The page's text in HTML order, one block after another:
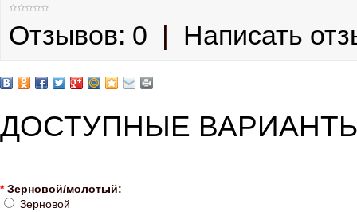
Отзывов: 0 | Написать
ДОСТУПНЫЕ
* Зерновой/молотый:
Зерновой